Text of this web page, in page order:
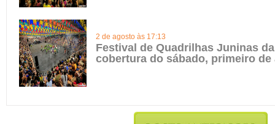
2 de agosto às 17:13
Festival de Quadrilhas Juninas
cobertura do sábado, primeiro de